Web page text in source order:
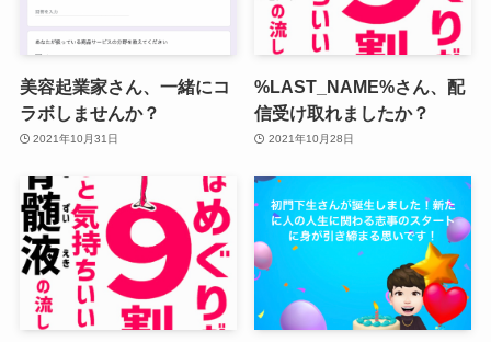
美容起業家さん、一緒にコ
ラボしませんか？
2021年10月31日
%LAST_NAME%さん、配
信受け取れましたか？
2021年10月28日